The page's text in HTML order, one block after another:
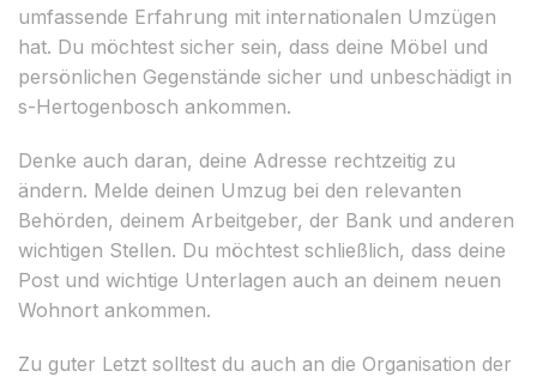
umfassende Erfahrung mit internationalen Umzügen
hat. Du möchtest sicher sein, dass deine Möbel und
persönlichen Gegenstände sicher und unbeschädigt in
s-Hertogenbosch ankommen.
Denke auch daran, deine Adresse rechtzeitig zu
ändern. Melde deinen Umzug bei den relevanten
Behörden, deinem Arbeitgeber, der Bank und anderen
wichtigen Stellen. Du möchtest schließlich, dass deine
Post und wichtige Unterlagen auch an deinem neuen
Wohnort ankommen.
Zu guter Letzt solltest du auch an die Organisation der